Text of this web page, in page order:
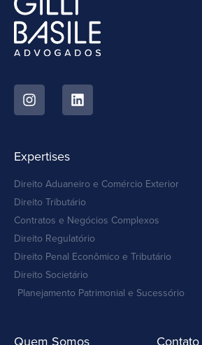
Expertises
Direito Aduaneiro e Comércio Exterior
Direito Tributário
Contratos e Negócios Complexos
Direito Regulatório
Direito Penal Econômico e Tributário
Direito Societário
Planejamento Patrimonial e Sucessório
Quem Somos Contato